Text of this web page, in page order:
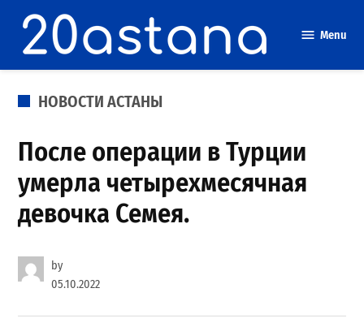
content
Menu
POSTED
НОВОСТИ АСТАНЫ
После операции в Турции
умерла четырехмесячная
девочка Семея.
by
05.10.2022